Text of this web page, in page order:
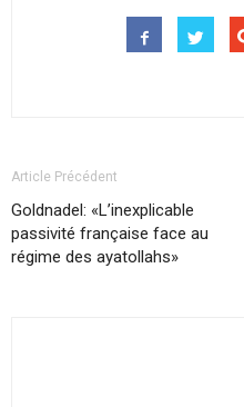
Article Précédent
Goldnadel: «L’inexplicable
passivité française face au
régime des ayatollahs»